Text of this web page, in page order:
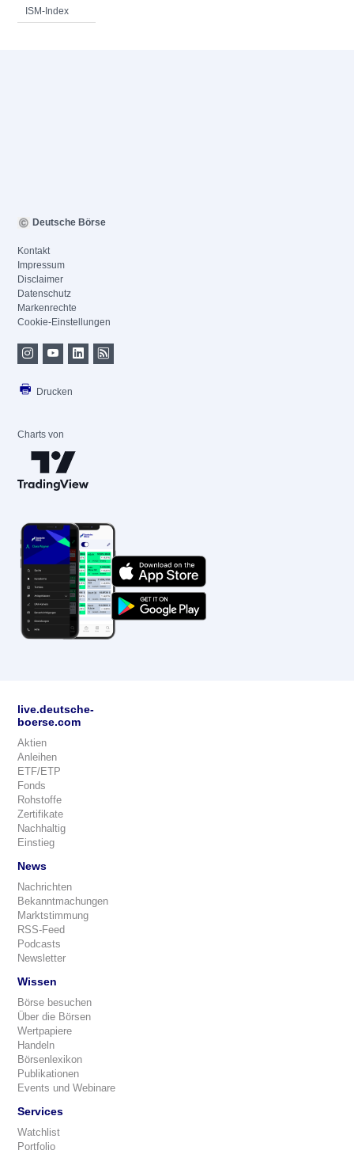
ISM-Index
Deutsche Börse
Kontakt
Impressum
Disclaimer
Datenschutz
Markenrechte
Cookie-Einstellungen
Drucken
Charts von
live.deutsche-
boerse.com
Aktien
Anleihen
ETF/ETP
Fonds
Rohstoffe
Zertifikate
Nachhaltig
Einstieg
News
Nachrichten
Bekanntmachungen
Marktstimmung
RSS-Feed
Podcasts
Newsletter
Wissen
Börse besuchen
Über die Börsen
Wertpapiere
Handeln
Börsenlexikon
Publikationen
Events und Webinare
Services
Watchlist
Portfolio